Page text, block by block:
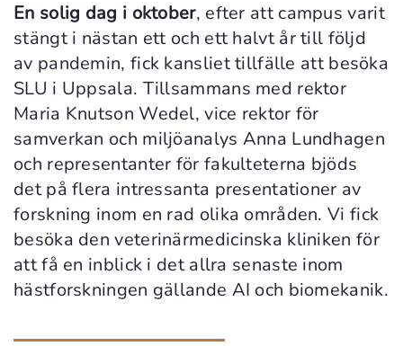
En solig dag i oktober, efter att campus varit
stängt i nästan ett och ett halvt år till följd
av pandemin, fick kansliet tillfälle att besöka
SLU i Uppsala. Tillsammans med rektor
Maria Knutson Wedel, vice rektor för
samverkan och miljöanalys Anna Lundhagen
och representanter för fakulteterna bjöds
det på flera intressanta presentationer av
forskning inom en rad olika områden. Vi fick
besöka den veterinärmedicinska kliniken för
att få en inblick i det allra senaste inom
hästforskningen gällande AI och biomekanik.